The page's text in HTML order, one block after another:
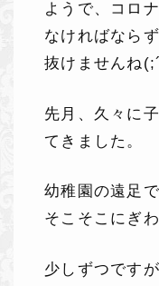
ようで、コロ
なければなら
抜けませんね
先月、久々に
てきました。
幼稚園の遠足
そこそこにぎ
少しずつです